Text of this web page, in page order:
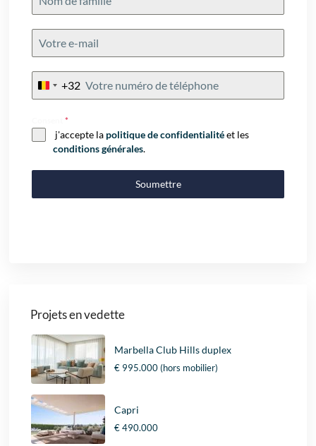
Belgium
+32
Consent*
j'accepte la politique de confidentialitéet les
conditions générales.
Soumettre
Projets en vedette
Marbella Club Hills duplex
€ 995.000(hors mobilier)
Capri
€ 490.000